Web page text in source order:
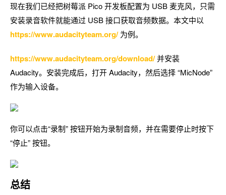
现在我们已经把树莓派 Pico 开发板配置为 USB 麦克风，只需
安装录音软件就能通过 USB 接口获取音频数据。本文中以
https://www.audacityteam.org/为例。
https://www.audacityteam.org/download/并安装
Audacity。安装完成后，打开 Audacity，然后选择 “MicNode”
作为输入设备。
你可以点击“录制” 按钮开始为录制音频，并在需要停止时按下
“停止” 按钮。
总结